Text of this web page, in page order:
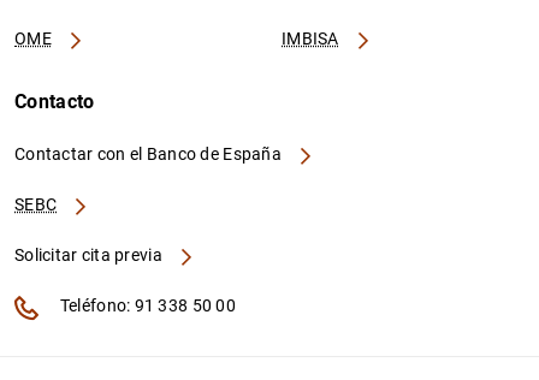
OME IMBISA
Contacto
Contactar con el Banco de España
SEBC
Solicitar cita previa
Teléfono: 91 338 50 00